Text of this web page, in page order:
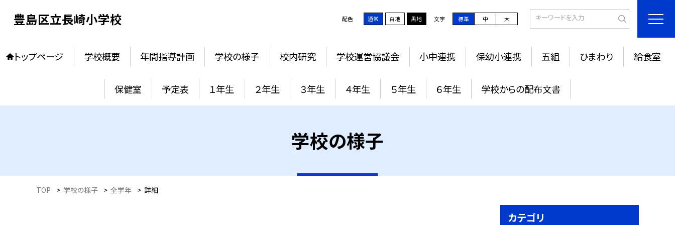
豊島区立長崎小学校 配色 通常 白地 黒地 文字 標準 中 大
トップページ 学校概要 年間指導計画 学校の様子 校内研究 学校運営協議会 小中連携 保幼小連携 五組 ひまわり 給食室
保健室 予定表 １年生 ２年生 ３年生 ４年生 ５年生 ６年生 学校からの配布文書
学校の様子
TOP > 学校の様子 > 全学年 > 詳細
カテゴリ